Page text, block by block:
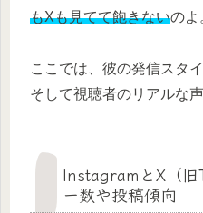
もXも見てて飽きないのよ
ここでは、彼の発信スタ
そして視聴者のリアルな
InstagramとX（
ー数や投稿傾向